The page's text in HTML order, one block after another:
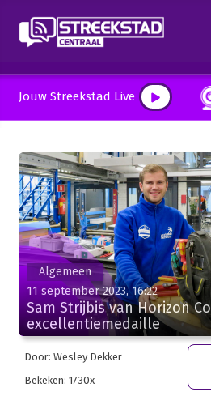
Jouw Streekstad Live
Algemeen
11 september 2023, 16:22
Sam Strijbis van Horizon
excellentiemedaille
Door: Wesley Dekker
Bekeken: 1730x